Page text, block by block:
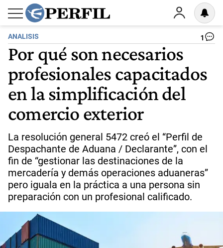
ANALISIS 1
Por qué son necesarios
profesionales capacitados
en la simplificación del
comercio exterior
La resolución general 5472 creó el “Perfil de
Despachante de Aduana / Declarante”, con el
fin de “gestionar las destinaciones de la
mercadería y demás operaciones aduaneras”
pero iguala en la práctica a una persona sin
preparación con un profesional calificado.